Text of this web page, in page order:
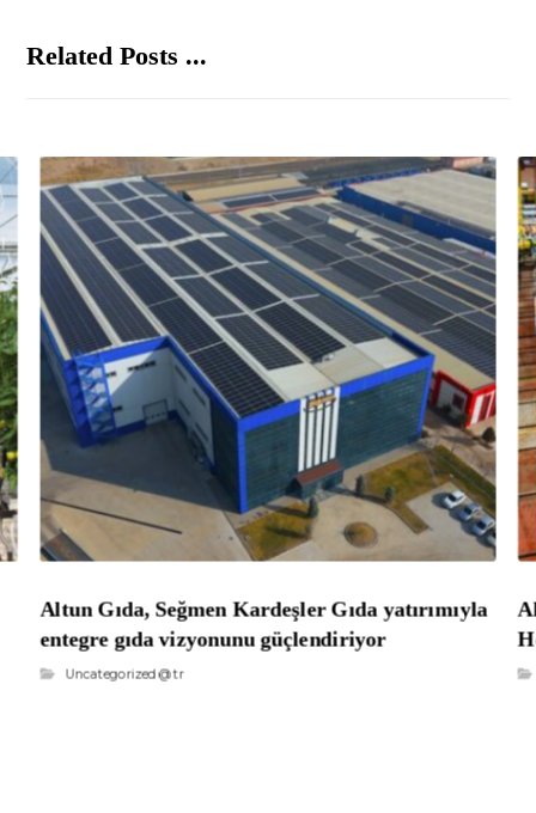
Related Posts ...
Altun Gıda, Seğmen Kardeşler Gıda yatırımıyla
entegre gıda vizyonunu güçlendiriyor
Uncategorized @tr